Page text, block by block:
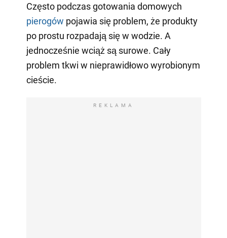
Często podczas gotowania domowych
pierogów pojawia się problem, że produkty
po prostu rozpadają się w wodzie. A
jednocześnie wciąż są surowe. Cały
problem tkwi w nieprawidłowo wyrobionym
cieście.
REKLAMA